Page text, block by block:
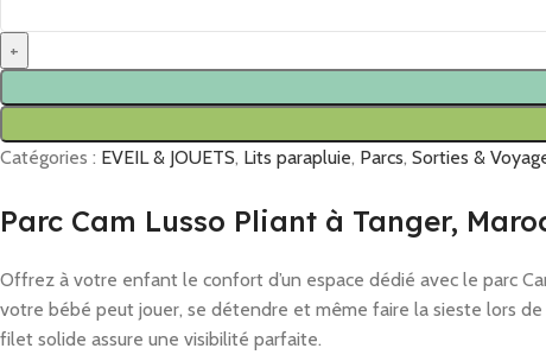
Catégories : EVEIL & JOUETS, Lits parapluie, Parcs, Sorties &
Parc Cam Lusso Pliant à Tanger,
Offrez à votre enfant le confort d’un espace dédié avec le parc
votre bébé peut jouer, se détendre et même faire la sieste lors
filet solide assure une visibilité parfaite.